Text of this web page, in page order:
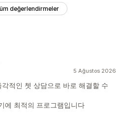
değerlendirmeler
5 Ağustos 2026
적인 쳇 상담으로 바로 해결할 수
에 최적의 프로그램입니다